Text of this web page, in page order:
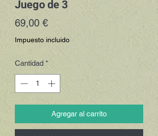
Juego de 3
69,00 €Precio
Impuesto incluido
Cantidad *
Agregar al carrito